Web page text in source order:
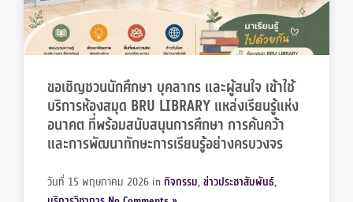
ขอเชิญชวนนักศึกษา บุคลากร และผู้สนใจ เข้าใช้
บริการห้องสมุด BRU LIBRARY แหล่งเรียนรู้แห่ง
อนาคต ที่พร้อมสนับสนุนการศึกษา การค้นคว้า
และการพัฒนาทักษะการเรียนรู้อย่างครบวงจร
วันที่ 15 พฤษภาคม 2026 inกิจกรรม,ข่าวประชาสัมพันธ์,